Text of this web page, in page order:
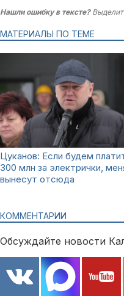
Нашли ошибку в тексте?
МАТЕРИАЛЫ ПО ТЕМЕ
Цуканов: Если будем
300 млн за электрички,
вынесут отсюда
КОММЕНТАРИИ
Обсуждайте новости